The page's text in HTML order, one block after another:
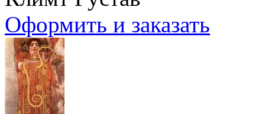
Оформить и заказать